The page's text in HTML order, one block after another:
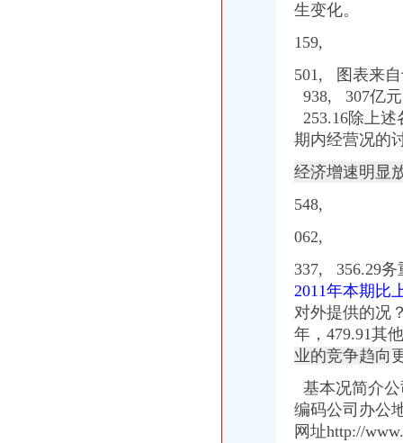
生变化。
159,
501, 图表来自
938, 307亿
253.16除上述
期内经营况的
经济增速明显
548,
062,
337, 356.29务
2011年本期比
对外提供的况
年，479.91其
业的竞争趋向
基本况简介
编码公司办公
网址http://